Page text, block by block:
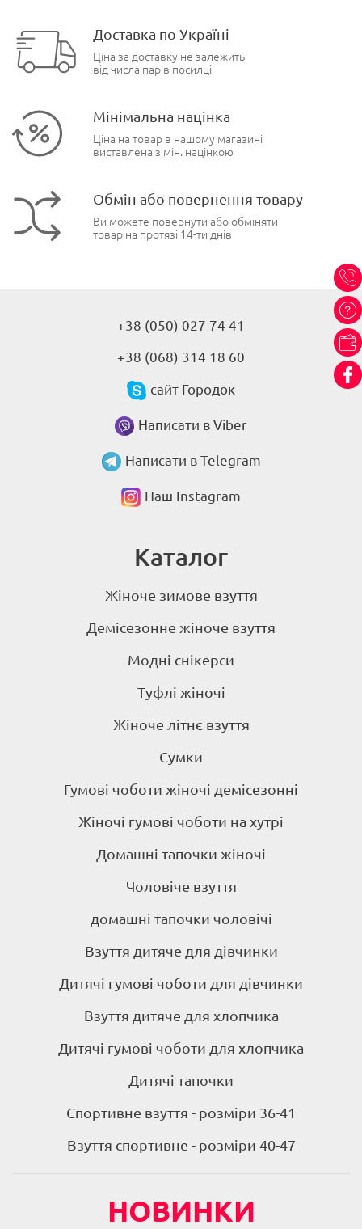
Доставка по Україні
Ціна за доставку не залежить
від числа пар в посилці
Мінімальна націнка
Ціна на товар в нашому магазині
виставлена з мін. націнкою
Обмін або повернення товару
Ви можете повернути або обміняти
товар на протязі 14-ти днів
+38 (050) 027 74 41
+38 (068) 314 18 60
сайт Городок
Написати в Viber
Написати в Telegram
Наш Instagram
Каталог
Жіноче зимове взуття
Демісезонне жіноче взуття
Модні снікерси
Туфлі жіночі
Жіноче літнє взуття
Сумки
Гумові чоботи жіночі демісезонні
Жіночі гумові чоботи на хутрі
Домашні тапочки жіночі
Чоловіче взуття
домашні тапочки чоловічі
Взуття дитяче для дівчинки
Дитячі гумові чоботи для дівчинки
Взуття дитяче для хлопчика
Дитячі гумові чоботи для хлопчика
Дитячі тапочки
Спортивне взуття - розміри 36-41
Взуття спортивне - розміри 40-47
НОВИНКИ